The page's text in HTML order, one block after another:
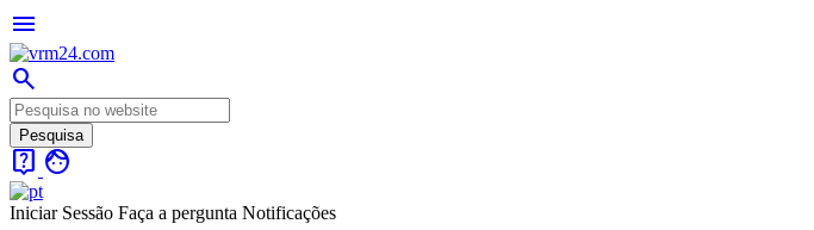
menu
search
live_help face
Iniciar Sessão Faça a pergunta Notificações